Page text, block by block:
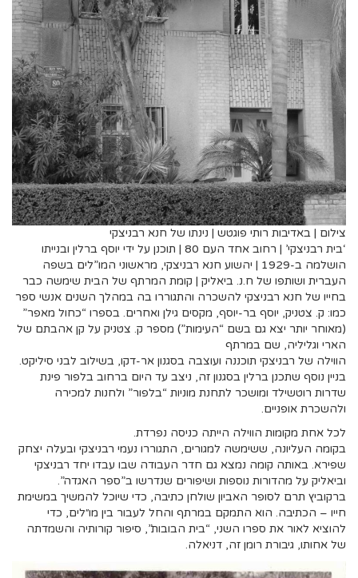
צילום | באדיבות רותי פוגטש | נינתו של חנא רבניצקי
‘בית רבניצקי’ | רחוב אחד העם 80 | תוכנן על ידי יוסף ברלין ובנייתו
הושלמה ב-1929 | יהשוע חנא רבניצקי, מראשוני המו”לים בשפה
העברית ושותפו של ח.נ. ביאליק | קומת המרתף של הבית שימשה כבר
בחייו של חנא רבניצקי להשכרה והתגוררו בה במהלך השנים אנשי ספר
כמו: ק. צטניק, יוסף בר-יוסף, מקסים גילן ואחרים. בספרו “כחול מאפר”
(מאוחר יותר יצא גם בשם “העימות”) מספר ק. צטניק על קן אהבתם של
הארי וגליליה, שם במרתף
הווילה של רבניצקי תוכננה ועוצבה בסגנון אר-דקו, בשילוב לבני סיליקט.
בניין נוסף שתכנן ברלין בסגנון זה, ניצב עד היום ברחוב בלפור פינת
שדרות רוטשילד ומושכר לתחנת מוניות “בלפור” ולחנות למכירה
ולהשכרת אופניים.
לכל אחת מקומות הווילה הייתה כניסה נפרדת.
בקומה העליונה, ששימשה למגורים, התגוררו נעמי רבניצקי ובעלה יצחק
שפירא. באותה קומה נמצא גם חדר העבודה שבו עבדו יחד רבניצקי
וביאליק על מהדורות נוספות ושיפורים שנדרשו ב”ספר האגדה”.
ברקוביץ תרם לסופר האביון שולחן כתיבה, כדי שיוכל להמשיך במשימת
חייו – הכתיבה. הוא התמקם במרתף והחל לעבור בין מו״לים, כדי
להוציא לאור את ספרו השני, “בית הבובות”, סיפור קורותיה והשמדתה
של אחותו, גיבורת רומן זה, דניאלה.